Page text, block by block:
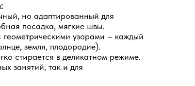
но адаптированный для
посадка, мягкие швы.
геометрическими узорами – каждый
земля, плодородие).
стирается в деликатном режиме.
занятий, так и для